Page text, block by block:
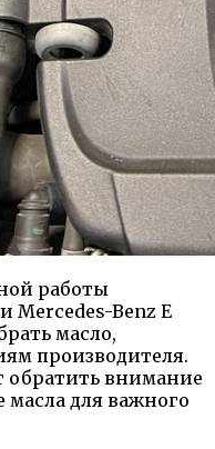
работы
Mercedes-Benz E
масло,
производителя.
обратить внимание
для важного